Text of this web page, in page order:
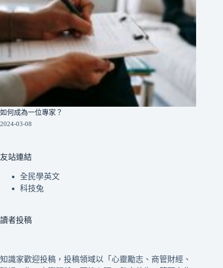
如何成為一位專家？
2024-03-08
友站連結
全民學英文
科技兔
讀者投稿
知識家歡迎投稿，投稿領域以「心靈勵志、商管財經、